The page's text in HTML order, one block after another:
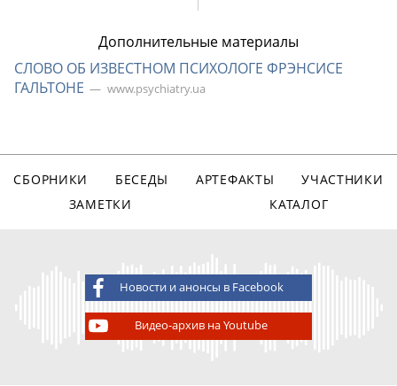
Дополнительные материалы
СЛОВО ОБ ИЗВЕСТНОМ ПСИХОЛОГЕ ФРЭНСИСЕ
ГАЛЬТОНЕ
www.psychiatry.ua
СБОРНИКИ БЕСЕДЫ АРТЕФАКТЫ
УЧАСТНИКИ
ЗАМЕТКИ
КАТАЛОГ
Новости и анонсы в Facebook
Видео-архив на Youtube